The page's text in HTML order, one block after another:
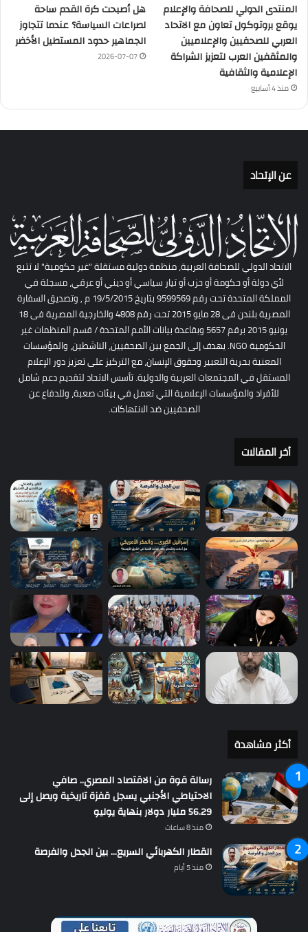
المنتدى الدولي للصحافة والإعلام
يوقع بروتوكول تعاون مع الاتحاد
العربي للصحفيين والإعلاميين
والمثقفين العرب لتعزيز الشراكة
الإعلامية والثقافية
منذ 4 أسابيع
هل أصبحت كرة القدم ساحة
لصراعات السياسة؟ عندما تتجاوز
الجماهير حدود المستطيل الأخضر
2026-07-07
عن الإتحاد
الاتحاد الدولي للصحافة العربية، منظمة دولية مستقلة "غير حكومية" لا تتبع
لأي دولة أو حكومة أو حزب أو تيار سياسي أو ديني أو عرقي، مسجلة في
المملكة المتحدة تحت رقم 9599569 بتاريخ 19/5/2015 م , وتصديق السفارة
المصرية بلندن فى 28 مايو 2015 تحت رقم 4808 والخارجية المصرية فى 18
يونيو 2015 برقم 5657 وبقاعدة بيانات الأمم المتحدة / قسم المنظمات غير
الحكومية NGO. يهدف إلى الجمع بين الصحفيين، الناشطين، والمؤسسات
المعنية بحرية التعبير وحقوق الإنسان، مع التركيز على تعزيز دور الإعلام
المستقل في المجتمعات العربية والدولية. تأسس الاتحاد لتقديم دعم شامل
للأفراد والمؤسسات الإعلامية التي تعمل في بيئات صعبة، وللدفاع عن
الصحفيين ضد الانتهاكات.
أخر المقالات
أكثر مشاهدة
رسالة قوة من الاقتصاد المصري.. صافي
الاحتياطي الأجنبي يسجل قفزة تاريخية ويصل إلى
56.29 مليار دولار بنهاية يوليو
منذ 8 ساعات
القطار الكهربائي السريع… بين الجدل والفرصة
منذ 5 أيام